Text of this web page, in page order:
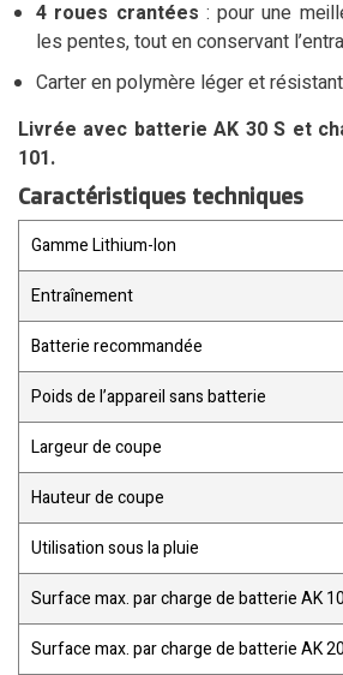
4 roues crantées : pour une
les pentes, tout en conservant
Carter en polymère léger et
Livrée avec batterie AK 30 S et
101.
Caractéristiques techniques
Gamme Lithium-Ion
Entraînement
Batterie recommandée
Poids de l’appareil sans batterie
Largeur de coupe
Hauteur de coupe
Utilisation sous la pluie
Surface max. par charge de batterie AK 10
Surface max. par charge de batterie AK 20